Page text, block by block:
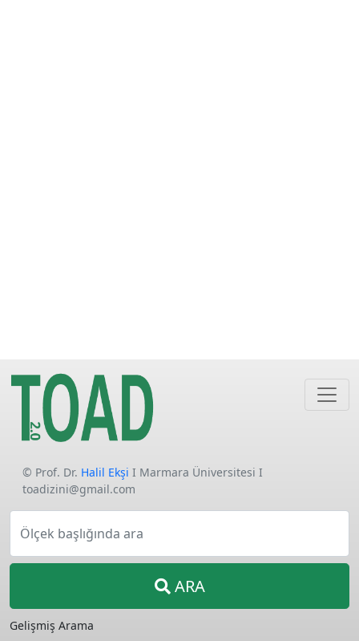
© Prof. Dr. Halil Ekşi I Marmara Üniversitesi I
toadizini@gmail.com
Ölçek başlığında ara
ARA
Gelişmiş Arama